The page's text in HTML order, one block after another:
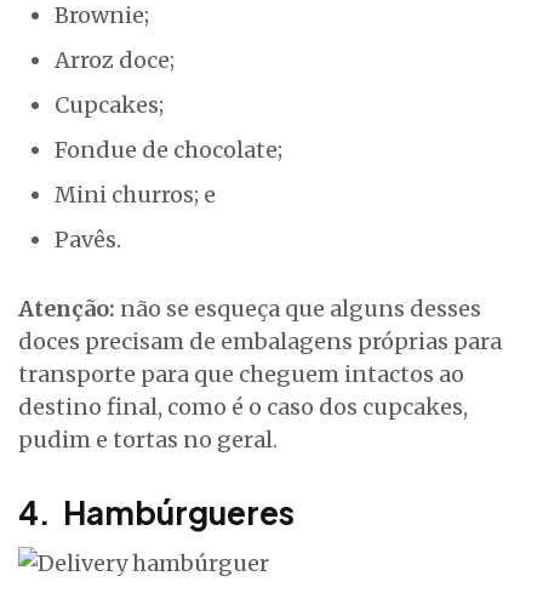
Brownie;
Arroz doce;
Cupcakes;
Fondue de chocolate;
Mini churros; e
Pavês.
Atenção: não se esqueça que alguns desses
doces precisam de embalagens próprias para
transporte para que cheguem intactos ao
destino final, como é o caso dos cupcakes,
pudim e tortas no geral.
4. Hambúrgueres